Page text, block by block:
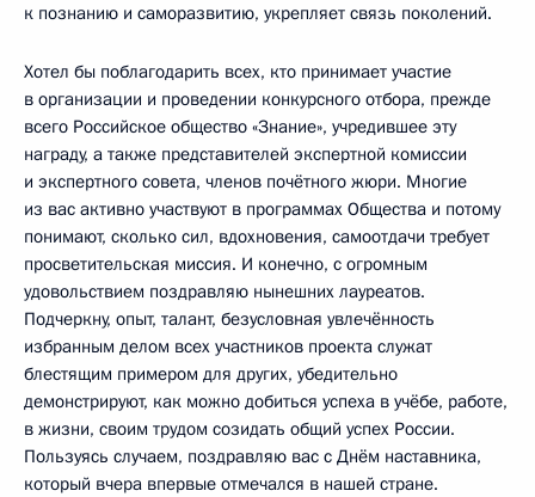
к познанию и саморазвитию, укрепляет связь поколений.
Хотел бы поблагодарить всех, кто принимает участие
в организации и проведении конкурсного отбора, прежде
всего Российское общество «Знание», учредившее эту
награду, а также представителей экспертной комиссии
и экспертного совета, членов почётного жюри. Многие
из вас активно участвуют в программах Общества и потому
понимают, сколько сил, вдохновения, самоотдачи требует
просветительская миссия. И конечно, с огромным
удовольствием поздравляю нынешних лауреатов.
Подчеркну, опыт, талант, безусловная увлечённость
избранным делом всех участников проекта служат
блестящим примером для других, убедительно
демонстрируют, как можно добиться успеха в учёбе, работе,
в жизни, своим трудом созидать общий успех России.
Пользуясь случаем, поздравляю вас с Днём наставника,
который вчера впервые отмечался в нашей стране.